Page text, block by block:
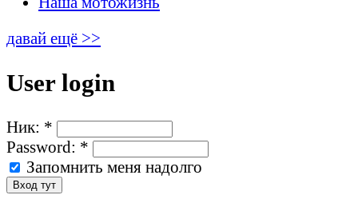
давай ещё >>
User login
Ник: *
Password: *
Запомнить меня надолго